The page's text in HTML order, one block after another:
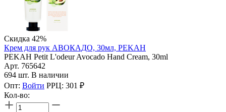
Скидка 42%
Крем для рук АВОКАДО, 30мл, PEKAH
PEKAH Petit L'odeur Avocado Hand Cream, 30ml
Арт. 765642
694 шт. В наличии
Опт: Войти РРЦ: 301 ₽
Кол-во: